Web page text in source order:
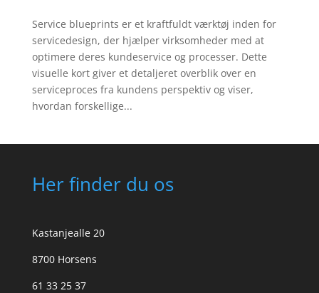
Service blueprints er et kraftfuldt værktøj inden for
servicedesign, der hjælper virksomheder med at
optimere deres kundeservice og processer. Dette
visuelle kort giver et detaljeret overblik over en
serviceproces fra kundens perspektiv og viser,
hvordan forskellige...
Her finder du os
Kastanjealle 20
8700 Horsens
61 33 25 37